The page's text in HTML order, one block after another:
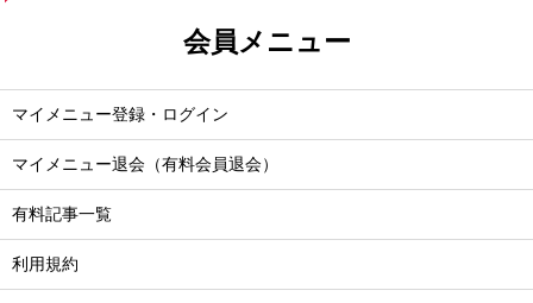
会員メニュー
マイメニュー登録・ログイン
マイメニュー退会（有料会員退会）
有料記事一覧
利用規約